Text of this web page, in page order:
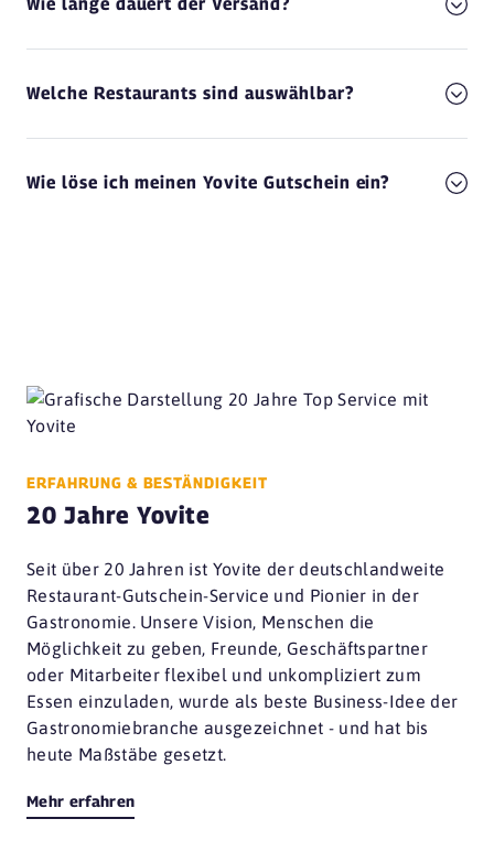
Welche Restaurants sind auswählbar?
Wie löse ich meinen Yovite Gutschein ein?
ERFAHRUNG & BESTÄNDIGKEIT
20 Jahre Yovite
Seit über 20 Jahren ist Yovite der deutschlandweite
Restaurant-Gutschein-Service und Pionier in der
Gastronomie. Unsere Vision, Menschen die
Möglichkeit zu geben, Freunde, Geschäftspartner
oder Mitarbeiter flexibel und unkompliziert zum
Essen einzuladen, wurde als beste Business-Idee der
Gastronomiebranche ausgezeichnet - und hat bis
heute Maßstäbe gesetzt.
Mehr erfahren